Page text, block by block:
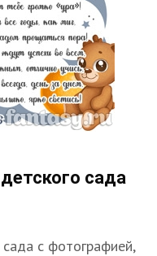
сада
с фотографией,